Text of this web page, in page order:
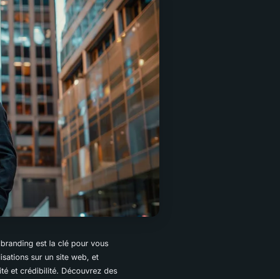
est la clé pour vous
sur un site web, et
et crédibilité. Découvrez des